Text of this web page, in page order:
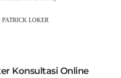
LOKER
Konsultasi Online